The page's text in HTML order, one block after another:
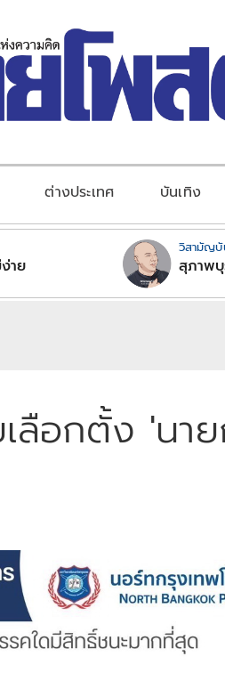
ต่างประเทศ บันเทิง
าย
วิสามัญบั
สุภาพบุ
ลือกตั้ง 'นา